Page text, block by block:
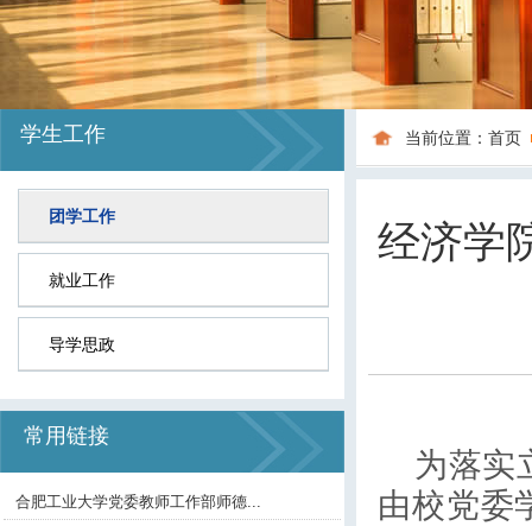
学生工作
团学工作
就业工作
导学思政
常用链接
合肥工业大学党委教师工作部师德...
当前位置： 首页
经济学
为落实
由校党委